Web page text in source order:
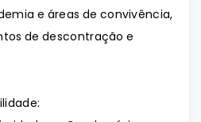
e áreas de convivência,
de descontração e